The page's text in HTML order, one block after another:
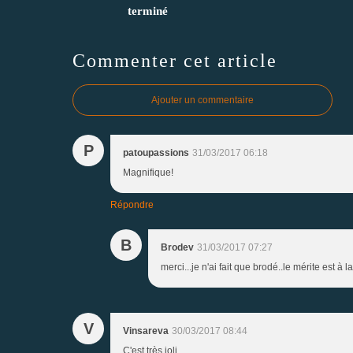
terminé
Commenter cet article
Ajouter un commentaire
P patoupassions 31/03/2017 06:18
Magnifique!
Répondre
B Brodev 31/03/2017 07:27
merci...je n'ai fait que brodé..le mérite est à la
V Vinsareva 30/03/2017 08:44
C'est très joli.